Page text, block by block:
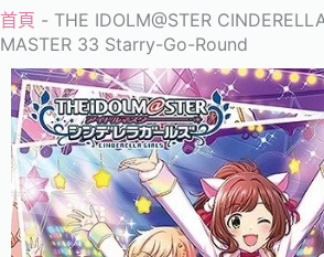
容
首頁 - THE IDOLM@STER
MASTER 33 Starry-Go-Round